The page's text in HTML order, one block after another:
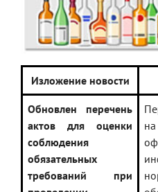
Изложение новости
Обновлен перечень
актов для оценки
соблюдения
обязательных
требований при